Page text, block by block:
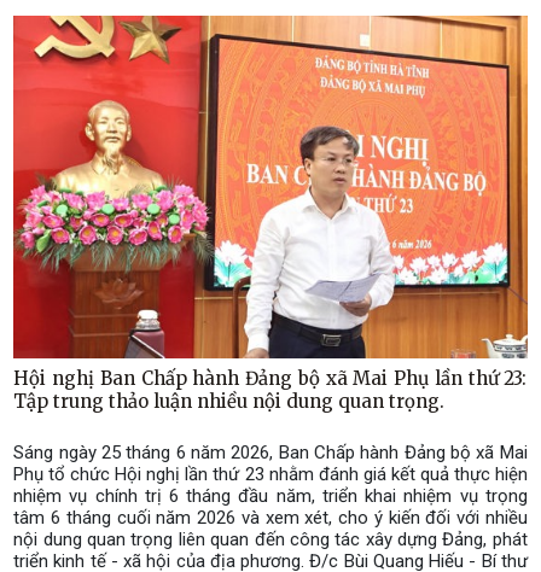
Hội nghị Ban Chấp hành Đảng bộ xã Mai Phụ lần thứ 23:
Tập trung thảo luận nhiều nội dung quan trọng.
Sáng ngày 25 tháng 6 năm 2026, Ban Chấp hành Đảng bộ xã Mai
Phụ tổ chức Hội nghị lần thứ 23 nhằm đánh giá kết quả thực hiện
nhiệm vụ chính trị 6 tháng đầu năm, triển khai nhiệm vụ trọng
tâm 6 tháng cuối năm 2026 và xem xét, cho ý kiến đối với nhiều
nội dung quan trọng liên quan đến công tác xây dựng Đảng, phát
triển kinh tế - xã hội của địa phương. Đ/c Bùi Quang Hiếu - Bí thư